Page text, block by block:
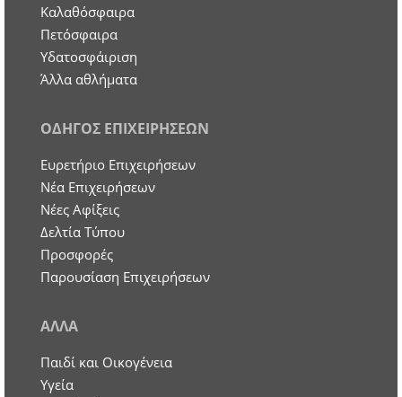
Καλαθόσφαιρα
Πετόσφαιρα
Υδατοσφάιριση
Άλλα αθλήματα
ΟΔΗΓΟΣ ΕΠΙΧΕΙΡΗΣΕΩΝ
Ευρετήριο Επιχειρήσεων
Nέα Επιχειρήσεων
Νέες Αφίξεις
Δελτία Τύπου
Προσφορές
Παρουσίαση Επιχειρήσεων
ΑΛΛΑ
Παιδί και Οικογένεια
Υγεία